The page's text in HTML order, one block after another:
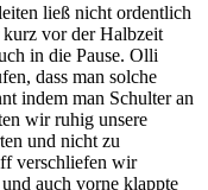
ließ nicht ordentlich
vor der Halbzeit
in die Pause. Olli
dass man solche
indem man Schulter an
wir ruhig unsere
und nicht zu
verschliefen wir
auch vorne klappte